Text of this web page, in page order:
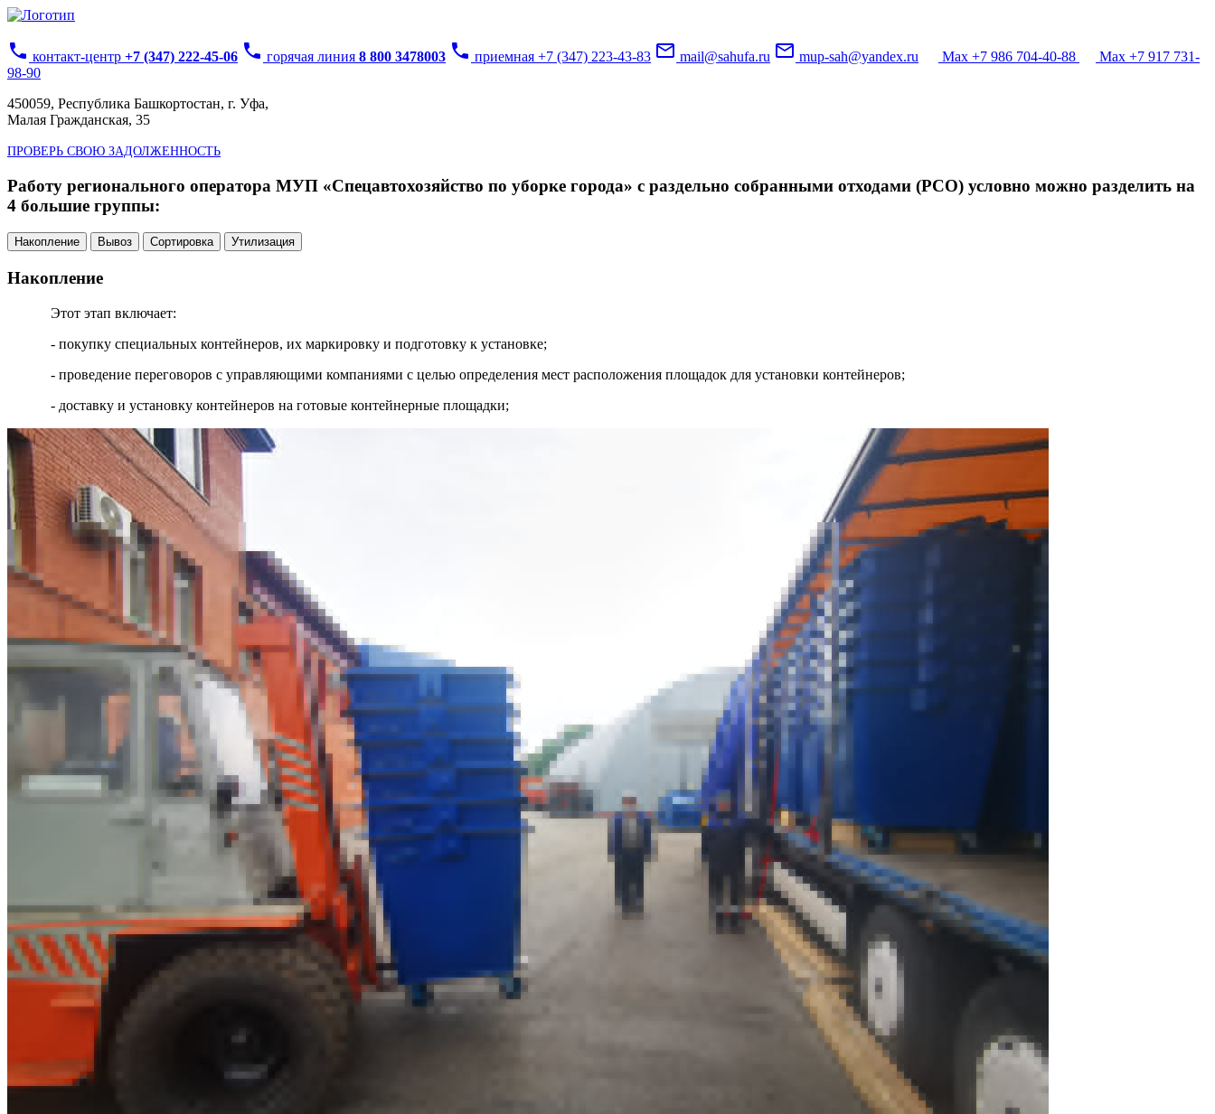
phone контакт-центр +7 (347) 222-45-06 phone горячая линия 8 800 3478003 phone приемная +7 (347) 223-43-83 mail_outline mail@sahufa.ru mail_outline mup-sah@yandex.ru Max +7 986 704-40-88
Max +7 917 731-
98-90
450059, Республика Башкортостан, г. Уфа,
Малая Гражданская, 35
ПРОВЕРЬ СВОЮ ЗАДОЛЖЕННОСТЬ
Работу регионального оператора МУП «Спецавтохозяйство по уборке города» с раздельно собранными отходами (РСО) условно можно разделить на
4 большие группы:
Накопление Вывоз Сортировка Утилизация
Накопление
Этот этап включает:
- покупку специальных контейнеров, их маркировку и подготовку к установке;
- проведение переговоров с управляющими компаниями с целью определения мест расположения площадок для установки контейнеров;
- доставку и установку контейнеров на готовые контейнерные площадки;